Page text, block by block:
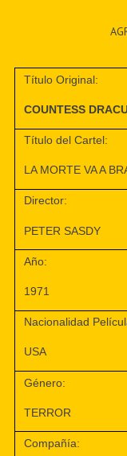
Título Original:
COUNTESS
Título del Cartel:
LA MORTE VA A
Director:
PETER SASDY
Año:
1971
Nacionalidad
USA
Género:
TERROR
Compañía: